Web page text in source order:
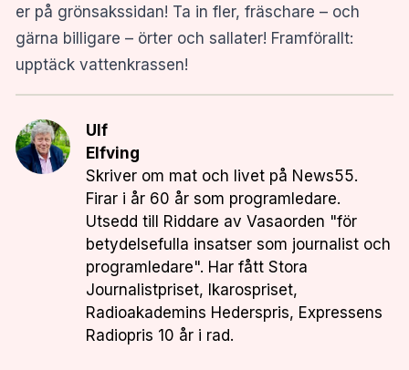
er på grönsakssidan! Ta in fler, fräschare – och
gärna billigare – örter och sallater! Framförallt:
upptäck vattenkrassen!
Ulf
Elfving
Skriver om mat och livet på News55.
Firar i år 60 år som programledare.
Utsedd till Riddare av Vasaorden "för
betydelsefulla insatser som journalist och
programledare". Har fått Stora
Journalistpriset, Ikarospriset,
Radioakademins Hederspris, Expressens
Radiopris 10 år i rad.